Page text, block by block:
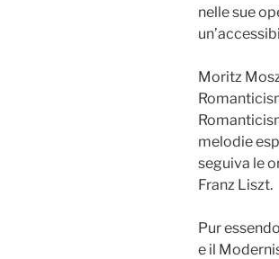
nelle sue
Moritz
melodie
seguiva le
Franz Liszt.
Pur
e il